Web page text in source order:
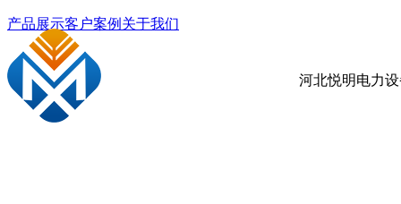
产品展示客户案例 关于我们
河北悦明电力